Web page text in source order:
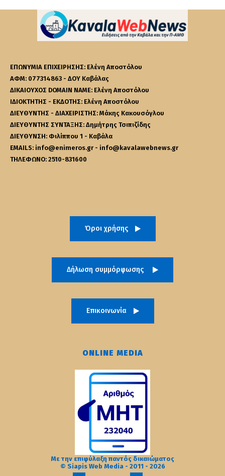
ΕΠΩΝΥΜΙΑ ΕΠΙΧΕΙΡΗΣΗΣ: Ελένη Αποστόλου
ΑΦΜ: 077314863 - ΔΟΥ Καβάλας
ΔΙΚΑΙΟΥΧΟΣ DOMAIN NAME: Ελένη Αποστόλου
ΙΔΙΟΚΤΗΤΗΣ - ΕΚΔΟΤΗΣ: Ελένη Αποστόλου
ΔΙΕΥΘΥΝΤΗΣ - ΔΙΑΧΕΙΡΙΣΤΗΣ: Μάκης Κακουσόγλου
ΔΙΕΥΘΥΝΤΗΣ ΣΥΝΤΑΞΗΣ: Δημήτρης Τσιπιζίδης
ΔΙΕΥΘΥΝΣΗ: Φιλίππου 1 - Καβάλα
EMAILS: info@enimeros.gr - info@kavalawebnews.gr
ΤΗΛΕΦΩΝΟ: 2510-831600
Όροι χρήσης
Δήλωση συμμόρφωσης
Επικοινωνία
ONLINE MEDIA
Με την επιφύλαξη παντός δικαιώματος
© Siapis Web Media - 2011 - 2026